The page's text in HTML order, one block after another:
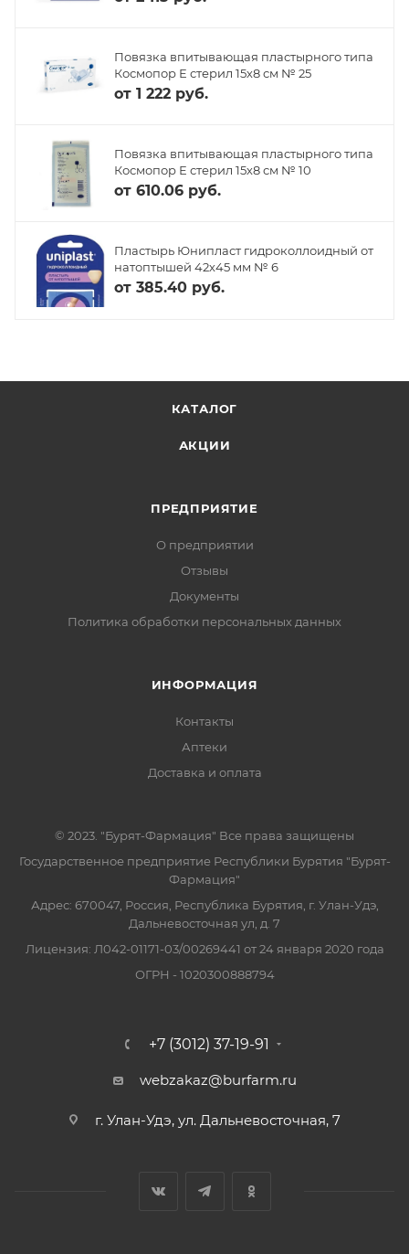
Повязка впитывающая пластырного типа
Космопор Е стерил 15х8 см № 25
от 1 222 руб.
Повязка впитывающая пластырного типа
Космопор Е стерил 15х8 см № 10
от 610.06 руб.
Пластырь Юнипласт гидроколлоидный от
натоптышей 42х45 мм № 6
от 385.40 руб.
КАТАЛОГ
АКЦИИ
ПРЕДПРИЯТИЕ
О предприятии
Отзывы
Документы
Политика обработки персональных данных
ИНФОРМАЦИЯ
Контакты
Аптеки
Доставка и оплата
© 2023. "Бурят-Фармация" Все права защищены
Государственное предприятие Республики Бурятия "Бурят-
Фармация"
Адрес: 670047, Россия, Республика Бурятия, г. Улан-Удэ,
Дальневосточная ул, д. 7
Лицензия: Л042-01171-03/00269441 от 24 января 2020 года
ОГРН - 1020300888794
+7 (3012) 37-19-91
webzakaz@burfarm.ru
г. Улан-Удэ, ул. Дальневосточная, 7